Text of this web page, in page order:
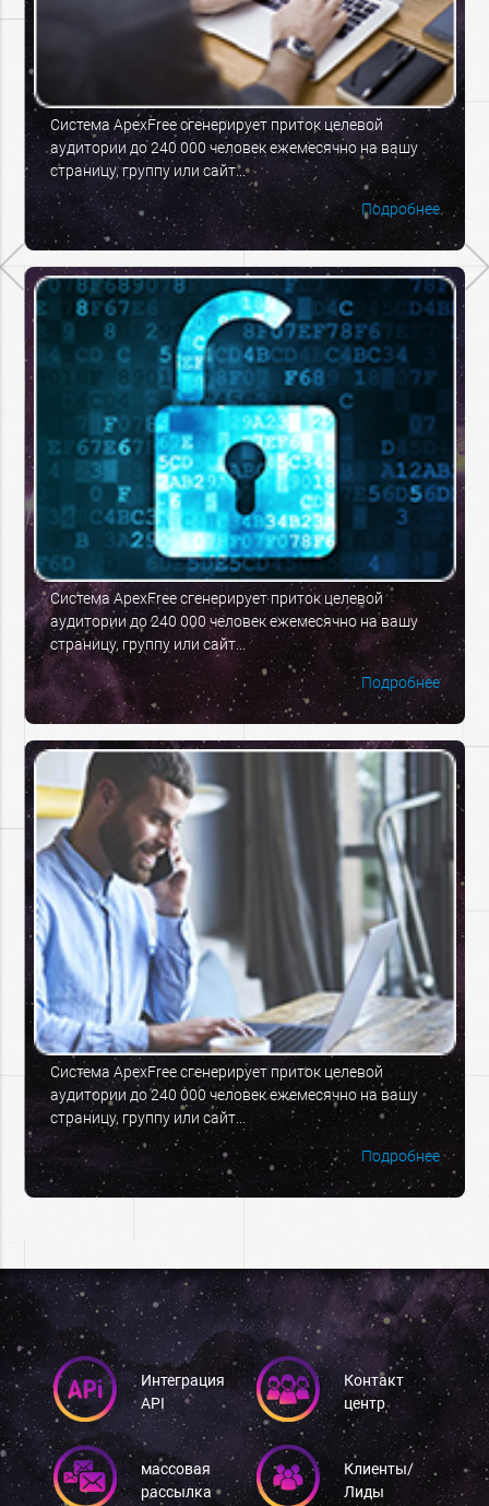
Система ApexFree сгенерирует приток целевой
аудитории до 240 000 человек ежемесячно на вашу
страницу, группу или сайт...
Подробнее
Система ApexFree сгенерирует приток целевой
аудитории до 240 000 человек ежемесячно на вашу
страницу, группу или сайт...
Подробнее
Система ApexFree сгенерирует приток целевой
аудитории до 240 000 человек ежемесячно на вашу
страницу, группу или сайт...
Подробнее
Интеграция
API
массовая
рассылка
Контакт
центр
Клиенты/
Лиды